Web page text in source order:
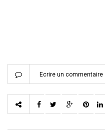
Ecrire un commentaire